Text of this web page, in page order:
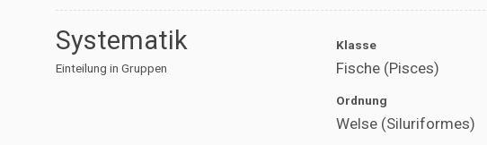
Systematik
Einteilung in Gruppen
Klasse
Fische (Pisces)
Ordnung
Welse (Siluriformes)